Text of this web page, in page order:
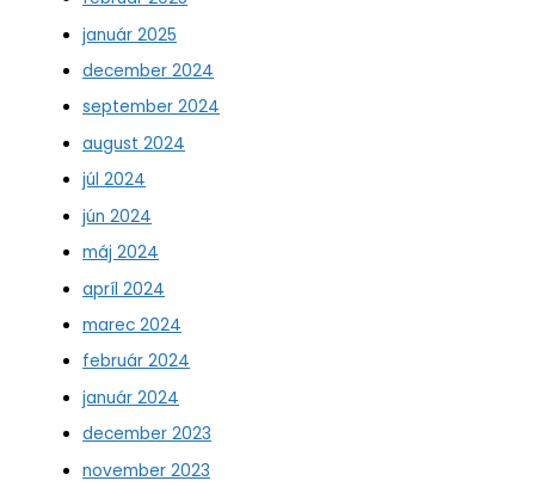
január 2025
december 2024
september 2024
august 2024
júl 2024
jún 2024
máj 2024
apríl 2024
marec 2024
február 2024
január 2024
december 2023
november 2023